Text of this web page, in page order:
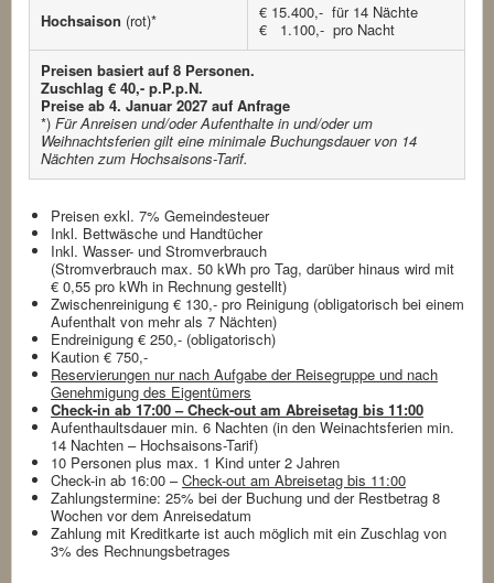
Hochsaison (rot)*
€ 15.400,- für 14 Nächte
€ 1.100,- pro Nacht
Preisen basiert auf 8 Personen.
Zuschlag € 40,- p.P.p.N.
Preise ab 4. Januar 2027 auf Anfrage
*) Für Anreisen und/oder Aufenthalte in und/oder um
Weihnachtsferien gilt eine minimale Buchungsdauer von 14
Nächten zum Hochsaisons-Tarif.
Preisen exkl. 7% Gemeindesteuer
Inkl. Bettwäsche und Handtücher
Inkl. Wasser- und Stromverbrauch
(Stromverbrauch max. 50 kWh pro Tag, darüber hinaus wird mit
€ 0,55 pro kWh in Rechnung gestellt)
Zwischenreinigung € 130,- pro Reinigung (obligatorisch bei einem
Aufenthalt von mehr als 7 Nächten)
Endreinigung € 250,- (obligatorisch)
Kaution € 750,-
Reservierungen nur nach Aufgabe der Reisegruppe und nach
Genehmigung des Eigentümers
Check-in ab 17:00 – Check-out am Abreisetag bis 11:00
Aufenthaultsdauer min. 6 Nachten (in den Weinachtsferien min.
14 Nachten – Hochsaisons-Tarif)
10 Personen plus max. 1 Kind unter 2 Jahren
Check-in ab 16:00 –Check-out am Abreisetag bis 11:00
Zahlungstermine: 25% bei der Buchung und der Restbetrag 8
Wochen vor dem Anreisedatum
Zahlung mit Kreditkarte ist auch möglich mit ein Zuschlag von
3% des Rechnungsbetrages